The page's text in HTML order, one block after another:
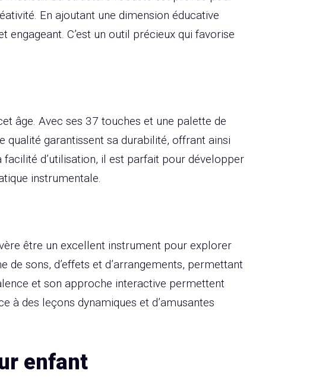
En ajoutant une dimension éducative
C’est un outil précieux qui favorise
âge. Avec ses 37 touches et une palette de
qualité garantissent sa durabilité, offrant ainsi
d’utilisation, il est parfait pour développer
instrumentale.
être un excellent instrument pour explorer
sons, d’effets et d’arrangements, permettant
et son approche interactive permettent
à des leçons dynamiques et d’amusantes
enfant